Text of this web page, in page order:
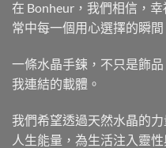
在 Bonheur，我們相信，
常中每一個用心選擇的瞬間
一條水晶手鍊，不只是飾
我連結的載體。
我們希望透過天然水晶的
人生能量，為生活注入靈性